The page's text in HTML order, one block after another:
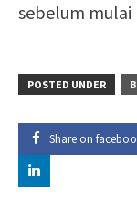
sebelum mulai
POSTED UNDER
Share on